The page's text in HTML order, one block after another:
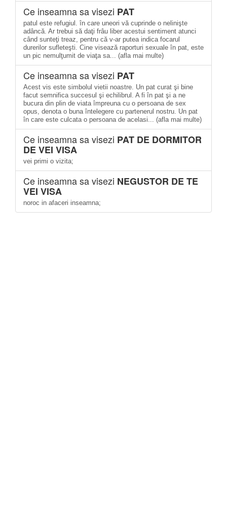
Ce inseamna sa visezi PAT
patul este refugiul. în care uneori vă cuprinde o nelinişte
adâncă. Ar trebui să daţi frâu liber acestui sentiment atunci
când sunteţi treaz, pentru că v-ar putea indica focarul
durerilor sufleteşti. Cine visează raporturi sexuale în pat, este
un pic nemulţumit de viaţa sa... (afla mai multe)
Ce inseamna sa visezi PAT
Acest vis este simbolul vietii noastre. Un pat curat şi bine
facut semnifica succesul şi echilibrul. A fi în pat şi a ne
bucura din plin de viata împreuna cu o persoana de sex
opus, denota o buna întelegere cu partenerul nostru. Un pat
în care este culcata o persoana de acelasi... (afla mai multe)
Ce inseamna sa visezi PAT DE DORMITOR
DE VEI VISA
vei primi o vizita;
Ce inseamna sa visezi NEGUSTOR DE TE
VEI VISA
noroc in afaceri inseamna;